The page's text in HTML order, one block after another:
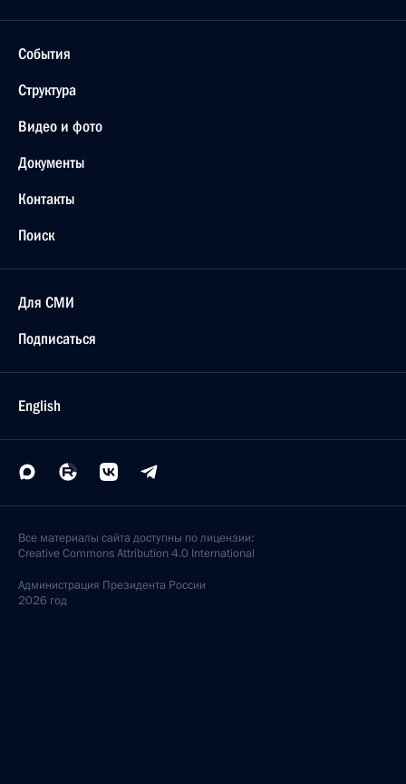
События
Структура
Видео и фото
Документы
Контакты
Поиск
Для СМИ
Подписаться
English
Все материалы сайта доступны по лицензии:
Creative Commons Attribution 4.0 International
Администрация Президента России
2026 год